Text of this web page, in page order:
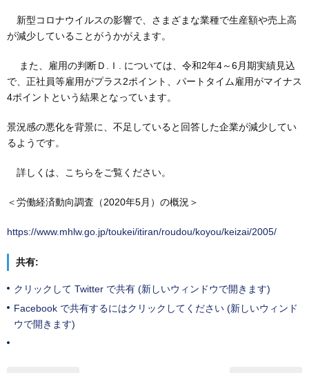
新型コロナウイルスの影響で、さまざまな業種で生産額や売上高
が減少していることがうかがえます。
また、雇用の判断Ｄ.Ｉ. については、令和2年4～6月期実績見込
で、正社員等雇用がプラス2ポイント、パートタイム雇用がマイナス
4ポイントという結果となっています。
景況感の悪化を背景に、不足していると回答した企業が減少してい
るようです。
詳しくは、こちらをご覧ください。
＜労働経済動向調査（2020年5月）の概況＞
https://www.mhlw.go.jp/toukei/itiran/roudou/koyou/keizai/2005/
共有:
クリックして Twitter で共有 (新しいウィンドウで開きます)
Facebook で共有するにはクリックしてください (新しいウィンド
ウで開きます)